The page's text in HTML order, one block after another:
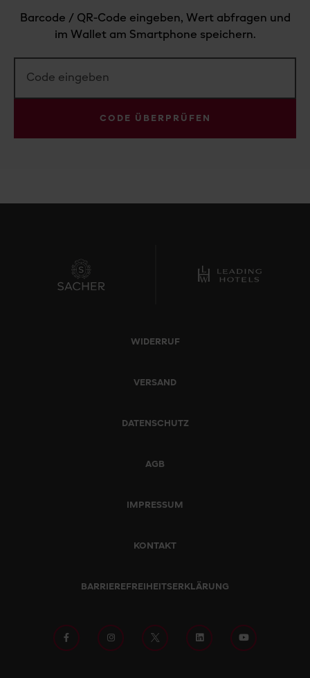
Barcode / QR-Code eingeben, Wert abfragen und
im Wallet am Smartphone speichern.
CODE ÜBERPRÜFEN
WIDERRUF
VERSAND
DATENSCHUTZ
AGB
IMPRESSUM
KONTAKT
BARRIEREFREIHEITSERKLÄRUNG